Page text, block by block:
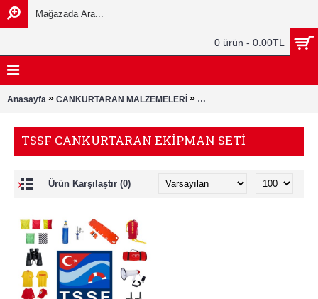
0 ürün - 0.00TL
Anasayfa » CANKURTARAN MALZEMELERİ » TSSF CANKURTARAN
TSSF CANKURTARAN EKİPMAN SETİ
Ürün Karşılaştır (0)